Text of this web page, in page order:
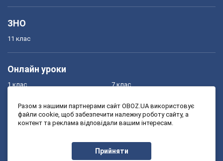
ЗНО
11 клас
Онлайн уроки
1 клас
3 клас
7 клас
9 клас
Разом з нашими партнерами сайт OBOZ.UA використовує
файли cookie, щоб забезпечити належну роботу сайту, а
контент та реклама відповідали вашим інтересам.
Прийняти